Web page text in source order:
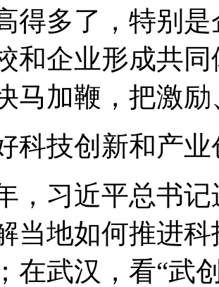
得多了，特别
和企业形成共
马加鞭，把激
科技创新和产
，习近平总书
当地如何推进
在武汉，看“武